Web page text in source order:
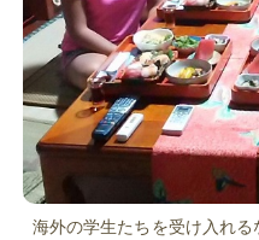
海外の学生たちを受け入れる